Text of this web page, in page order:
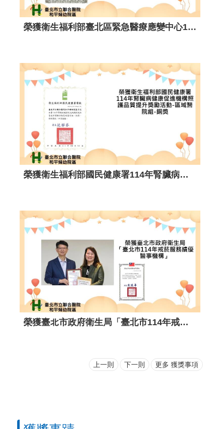
榮獲衛生福利部臺北區緊急醫療應變中心114年度臺北區毒化災急救責任醫院評核演習-金質演習獎。
榮獲衛生福利部國民健康署114年腎臟病健康促進機構照護品質提升獎勵活動-區域醫院組-銅獎。
榮獲臺北市政府衛生局 「臺北市114年戒菸服務績優醫事機構」。
上一則 下一則 更多 獲獎事項